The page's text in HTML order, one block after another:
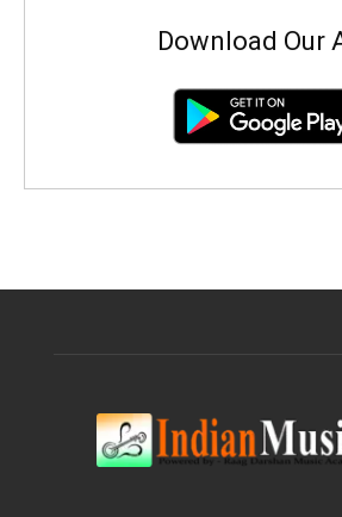
Download Our